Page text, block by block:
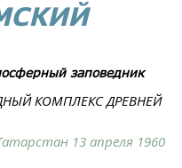
заповедник
КОМПЛЕКС ДРЕВНЕЙ
13 апреля 1960